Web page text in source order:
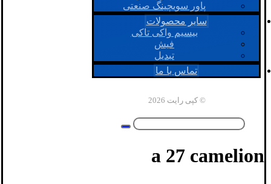
پاور سویچینگ صنعتی
سایر محصولات
بیسیم واکی تاکی
فیش
تبدیل
تماس با ما
© کپی رایت 2026
a 27 camelion